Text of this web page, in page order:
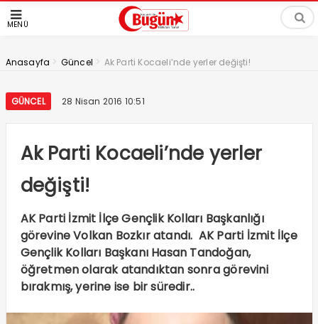
MENÜ
Anasayfa > Güncel > Ak Parti Kocaeli’nde yerler değişti!
GÜNCEL 28 Nisan 2016 10:51
Ak Parti Kocaeli’nde yerler
değişti!
AK Parti İzmit İlçe Gençlik Kolları Başkanlığı
görevine Volkan Bozkır atandı. AK Parti İzmit İlçe
Gençlik Kolları Başkanı Hasan Tandoğan,
öğretmen olarak atandıktan sonra görevini
bırakmış, yerine ise bir süredir..